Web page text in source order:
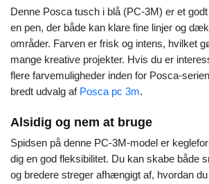
Denne Posca tusch i blå (PC-3M) er et
en pen, der både kan klare fine linjer og
områder. Farven er frisk og intens, hvilket
mange kreative projekter. Hvis du er
flere farvemuligheder inden for Posca-
bredt udvalg af Posca pc 3m.
Alsidig og nem at bruge
Spidsen på denne PC-3M-model er
dig en god fleksibilitet. Du kan skabe både
og bredere streger afhængigt af, hvordan